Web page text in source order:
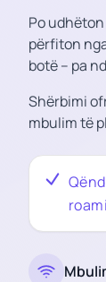
Po
përfiton
botë – pa
Shërbimi
mbulim të